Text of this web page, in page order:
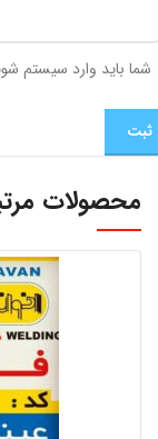
شما باید وارد سیستم
محصولات